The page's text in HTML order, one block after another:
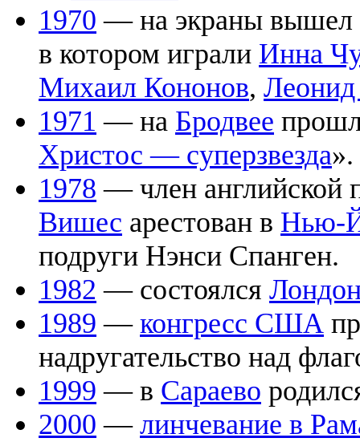
1970 — на экраны
в котором играли Инна
Михаил Кононов, Леонид
1971 — на Бродвее
Христос — суперзвезда».
1978 — член английской
Вишес арестован в Нью-
подруги Нэнси Спанген.
1982 — состоялся
1989 — конгресс США
надругательство над
1999 — в Сараево
2000 — линчевание в